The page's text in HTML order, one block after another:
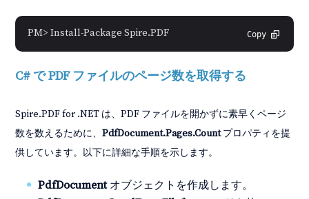
Copy
PM> Install-Package Spire.PDF
C# で PDF ファイルのページ数を取得する
Spire.PDF for .NET は、PDF ファイルを開かずに素早くページ
数を数えるために、PdfDocument.Pages.Countプロパティを提
供しています。以下に詳細な手順を示します。
PdfDocumentオブジェクトを作成します。